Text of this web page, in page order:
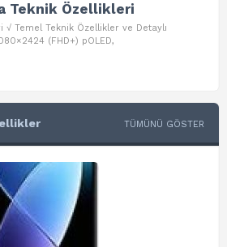
Teknik Özellikleri
√ Temel Teknik Özellikler ve Detaylı
(FHD+) pOLED,
TÜMÜNÜ GÖSTER